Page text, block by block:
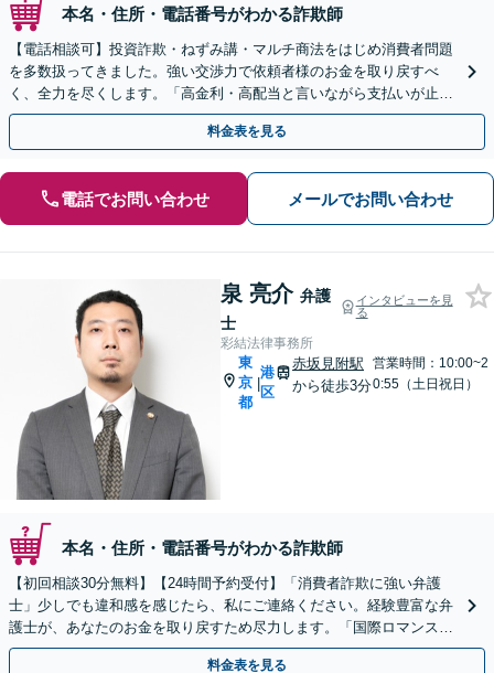
本名・住所・電話番号がわかる詐欺師
【電話相談可】投資詐欺・ねずみ講・マルチ商法をはじめ消費者問題
を多数扱ってきました。強い交渉力で依頼者様のお金を取り戻すべ
く、全力を尽くします。「高金利・高配当と言いながら支払いが止ま
った」等、まずはお電話ください。
料金表を見る
電話でお問い合わせ メールでお問い合わせ
泉 亮介 弁護
士
インタビューを見
る
彩結法律事務所
東
京
都
|
港
区
赤坂見附駅
から徒歩3分
営業時間：10:00~2
0:55（土日祝日）
本名・住所・電話番号がわかる詐欺師
【初回相談30分無料】【24時間予約受付】「消費者詐欺に強い弁護
士」少しでも違和感を感じたら、私にご連絡ください。経験豊富な弁
護士が、あなたのお金を取り戻すため尽力します。「国際ロマンス詐
欺／仮想通貨・海外FX詐欺／副業・情報商材詐欺ほか」
料金表を見る